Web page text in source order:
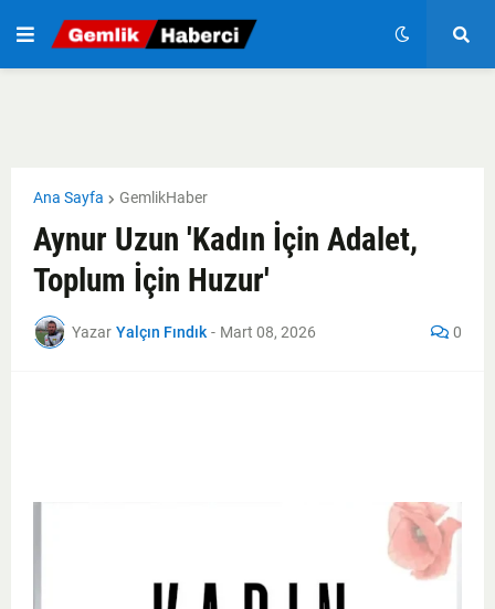
Ana Sayfa GemlikHaber
Aynur Uzun 'Kadın İçin Adalet,
Toplum İçin Huzur'
Yazar Yalçın Fındık - Mart 08, 2026 0